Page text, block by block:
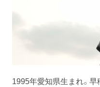
1995年愛知県生まれ。